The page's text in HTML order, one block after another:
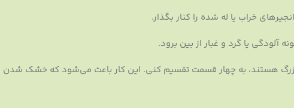
خراب یا له شده را کنار بگذار.
آلودگی یا گرد و غبار از بین برود.
بزرگ هستند، به چهار قسمت تقسیم کنی. این کار باعث می‌شود که خشک شدن